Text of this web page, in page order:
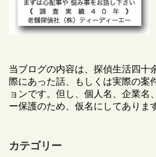
当ブログの内容は、探偵生活四十
際にあった話、もしくは実際の案
ョンです。但し、個人名、企業名
ー保護のため、仮名にしてありま
カテゴリー